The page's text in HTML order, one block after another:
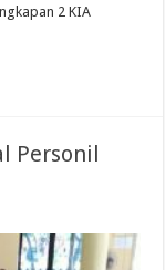
2 KIA
Personil